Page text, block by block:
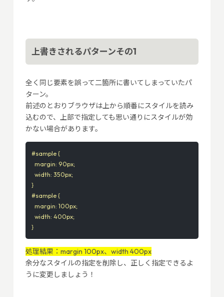
上書きされるパターンその1
全く同じ要素を誤って二箇所に書いてしまっていたパ
ターン。
前述のとおりブラウザは上から順番にスタイルを読み
込むので、上部で指定しても思い通りにスタイルが効
かない場合があります。
#sample {
  margin: 90px;
  width: 350px;
}
#sample {
  margin: 100px;
  width: 400px;
}
処理結果：margin 100px、width 400px
余分なスタイルの指定を削除し、正しく指定できるよ
うに変更しましょう！